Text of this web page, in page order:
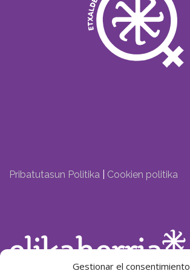
Gestionar el consentimiento
Pribatutasun Politika Cookien politika